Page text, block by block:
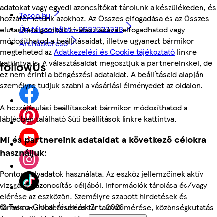
adatokat vagy egyedi azonosítókat tárolunk a készülékeden, és
hozzáférhetünk azokhoz. Az Összes elfogadása és az Összes
elutasítása gombok kiválasztásával elfogadhatod vagy
módosíthatod a beállításaidat, illetve ugyanezt bármikor
megteheted azAdatkezelési és Cookie tájékoztató linkre
kattintva is. A választásaidat megosztjuk a partnereinkkel, de
ez nem érinti a böngészési adataidat. A beállításaid alapján
személyre tudjuk szabni a vásárlási élményedet az oldalon.
A hozzájárulási beállításokat bármikor módosíthatod a
láblécben található Süti beállítások linkre kattintva.
Mi és partnereink adataidat a következő célokra
használjuk:
Pontos helyadatok használata. Az eszköz jellemzőinek aktív
vizsgálata azonosítás céljából. Információk tárolása és/vagy
elérése az eszközön. Személyre szabott hirdetések és
tartalmak, hirdetések és tartalmak mérése, közönségkutatás
Tesco.hu
Ügyfélszolgálat - 0680222333
Áruházkereső
followUs
©Tesco-Global Áruházak Zrt. 2026